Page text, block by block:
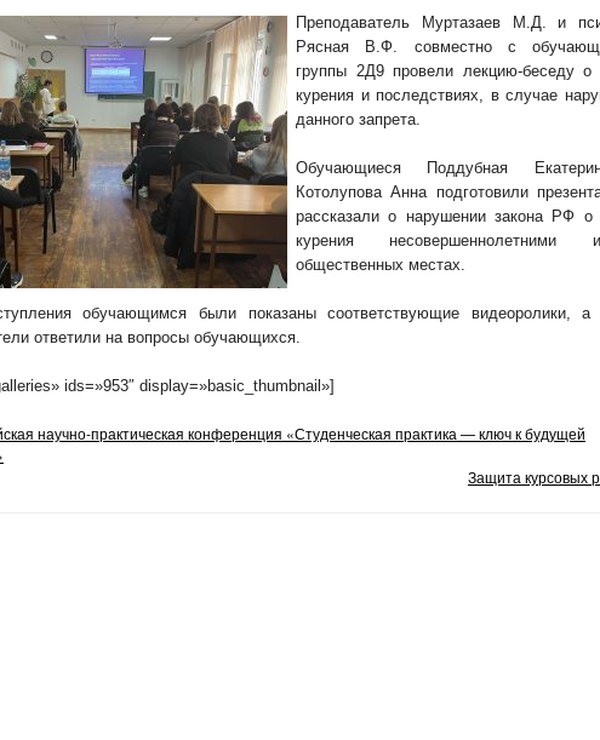
Преподаватель Муртазаев М.Д. и
Рясная В.Ф. совместно с
группы 2Д9 провели лекцию-беседу о
курения и последствиях, в случае
данного запрета.
Обучающиеся Поддубная
Котолупова Анна подготовили
рассказали о нарушении закона РФ о
курения
общественных местах.
обучающимся были показаны соответствующие видеоролики, а
ответили на вопросы обучающихся.
ids=»953″ display=»basic_thumbnail»]
научно-практическая конференция «Студенческая практика — ключ к будущей
Защита курсовых